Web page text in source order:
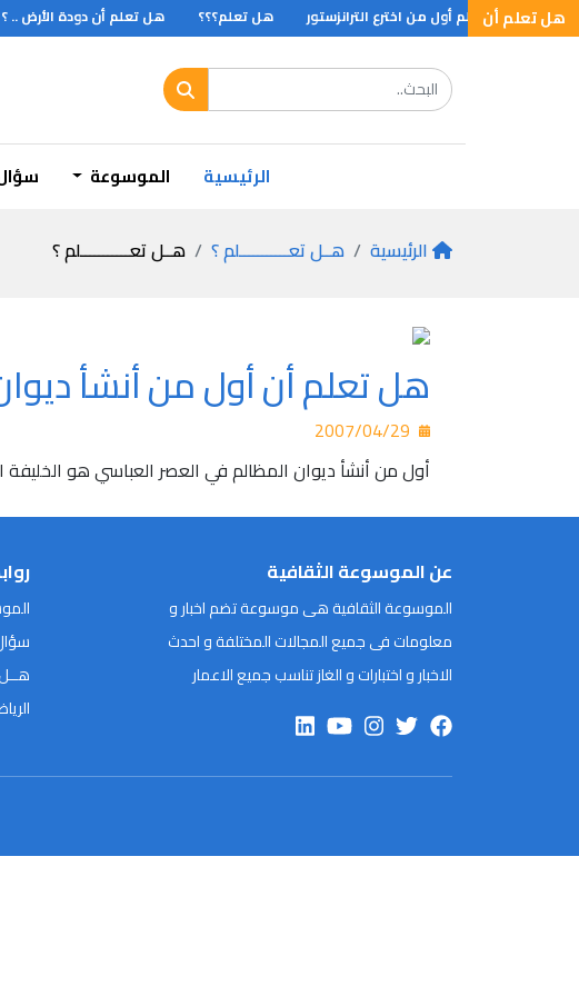
هل تعلم أن.. ؟ هل تعلم أول من اخترع الترانزستور هل تعلم؟؟؟ هل تعلم أن دودة الأرض .. ؟
الرئيسية الموسوعة
الرئيسية هــل تعـــــــــــلم ؟ هــل تعـــــــــــلم ؟
هل تعلم أن أول من أنشأ
أول من أنشأ ديوان المظالم في العصر العباسي هو
عن الموسوعة الثقافية
الموسوعة الثقافية هى موسوعة تضم اخبار و
معلومات فى جميع المجالات المختلفة و احدث
الاخبار و اختبارات و الغاز تناسب جميع الاعمار
هــل